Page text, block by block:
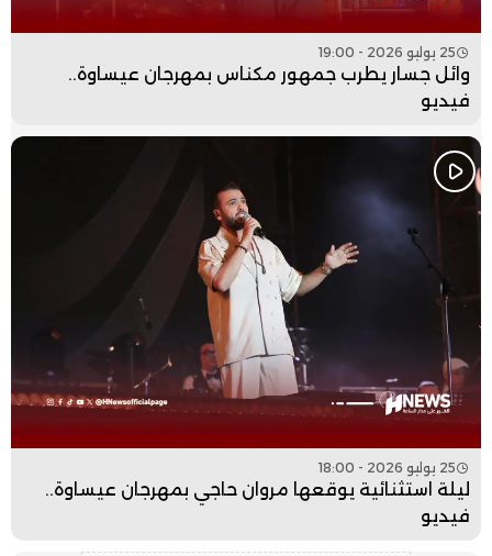
25 يوليو 2026 - 19:00
وائل جسار يطرب جمهور مكناس بمهرجان عيساوة..
فيديو
25 يوليو 2026 - 18:00
ليلة استثنائية يوقعها مروان حاجي بمهرجان عيساوة..
فيديو